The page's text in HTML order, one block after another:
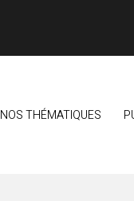
NOS THÉMATIQUES